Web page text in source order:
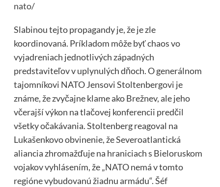
nato/
Slabinou tejto propagandy je, že je zle
koordinovaná. Príkladom môže byť chaos vo
vyjadreniach jednotlivých západných
predstaviteľov v uplynulých dňoch. O generálnom
tajomníkovi NATO Jensovi Stoltenbergovi je
známe, že zvyčajne klame ako Brežnev, ale jeho
včerajší výkon na tlačovej konferencii predčil
všetky očakávania. Stoltenberg reagoval na
Lukašenkovo obvinenie, že Severoatlantická
aliancia zhromažďuje na hraniciach s Bieloruskom
vojakov vyhlásením, že „NATO nemá v tomto
regióne vybudovanú žiadnu armádu“. Šéf